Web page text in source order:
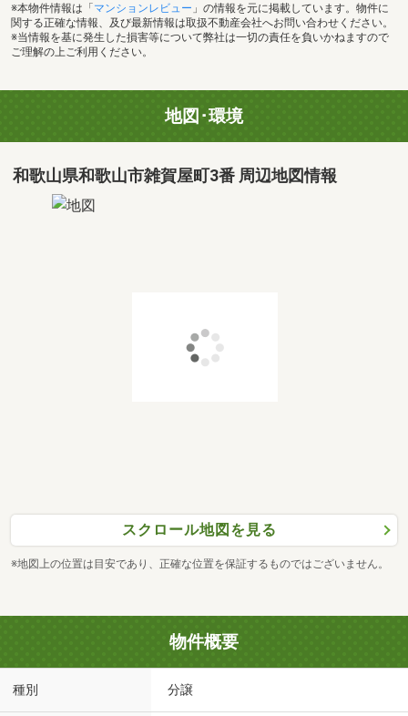
※本物件情報は「 マンションレビュー 」の情報を元に掲載しています。物件に
関する正確な情報、及び最新情報は取扱不動産会社へお問い合わせください。
※当情報を基に発生した損害等について弊社は一切の責任を負いかねますので
ご理解の上ご利用ください。
地図･環境
和歌山県和歌山市雑賀屋町3番 周辺地図情報
スクロール地図を見る
※地図上の位置は目安であり、正確な位置を保証するものではございません。
物件概要
種別 分譲